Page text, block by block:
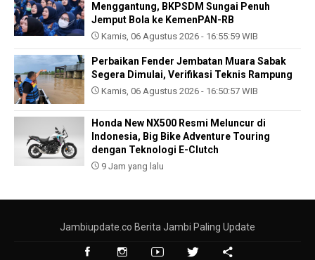
Menggantung, BKPSDM Sungai Penuh
Jemput Bola ke KemenPAN-RB
Kamis, 06 Agustus 2026 - 16:55:59 WIB
Perbaikan Fender Jembatan Muara Sabak
Segera Dimulai, Verifikasi Teknis Rampung
Kamis, 06 Agustus 2026 - 16:50:57 WIB
Honda New NX500 Resmi Meluncur di
Indonesia, Big Bike Adventure Touring
dengan Teknologi E-Clutch
9 Jam yang lalu
Jambiupdate.co Berita Jambi Paling Update